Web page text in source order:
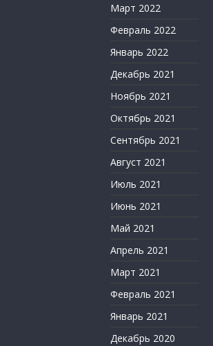
Март 2022
Февраль 2022
Январь 2022
Декабрь 2021
Ноябрь 2021
Октябрь 2021
Сентябрь 2021
Август 2021
Июль 2021
Июнь 2021
Май 2021
Апрель 2021
Март 2021
Февраль 2021
Январь 2021
Декабрь 2020